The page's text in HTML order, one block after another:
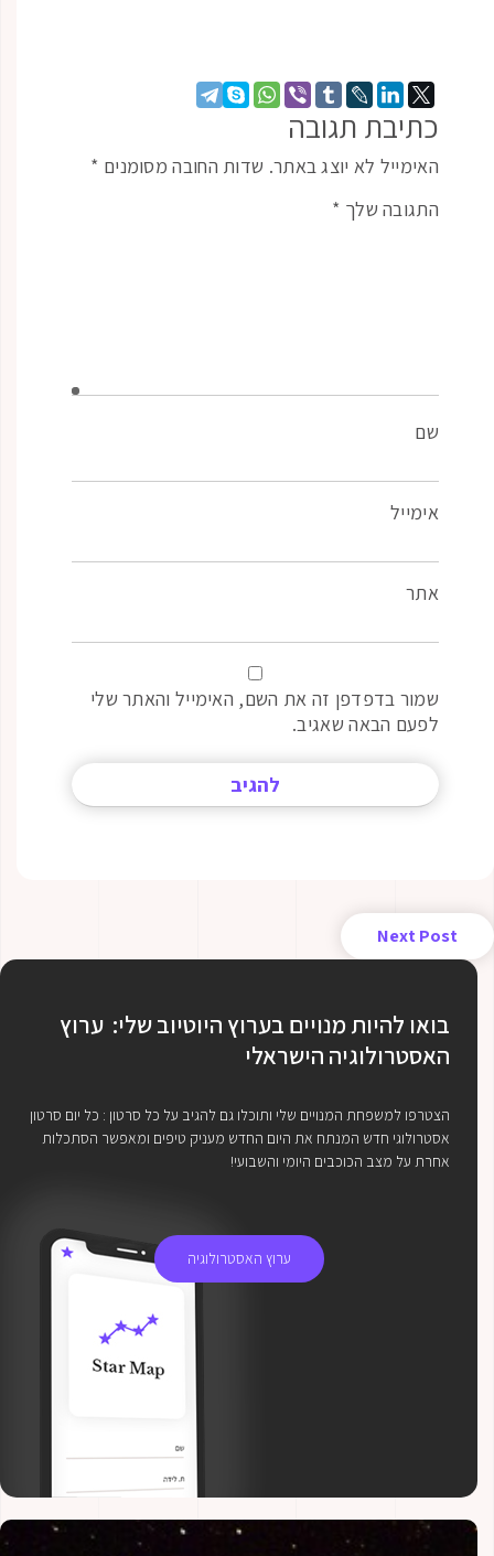
כתיבת תגובה
האימייל לא יוצג באתר. שדות החובה מסומנים *
התגובה שלך *
שם
אימייל
אתר
שמור בדפדפן זה את השם, האימייל והאתר שלי
לפעם הבאה שאגיב.
Next Post
בואו להיות מנויים בערוץ היוטיוב שלי: ערוץ
האסטרולוגיה הישראלי
הצטרפו למשפחת המנויים שלי ותוכלו גם להגיב על כל סרטון : כל יום סרטון
אסטרולוגי חדש המנתח את היום החדש מעניק טיפים ומאפשר הסתכלות
אחרת על מצב הכוכבים היומי והשבועי!
ערוץ האסטרולוגיה